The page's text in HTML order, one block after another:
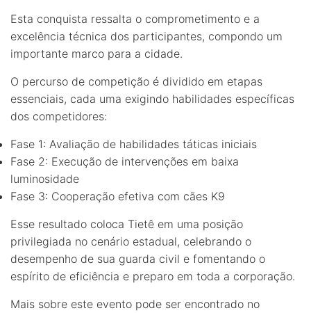
Esta conquista ressalta o comprometimento e a
excelência técnica dos participantes, compondo um
importante marco para a cidade.
O percurso de competição é dividido em etapas
essenciais, cada uma exigindo habilidades específicas
dos competidores:
Fase 1: Avaliação de habilidades táticas iniciais
Fase 2: Execução de intervenções em baixa
luminosidade
Fase 3: Cooperação efetiva com cães K9
Esse resultado coloca Tietê em uma posição
privilegiada no cenário estadual, celebrando o
desempenho de sua guarda civil e fomentando o
espírito de eficiência e preparo em toda a corporação.
Mais sobre este evento pode ser encontrado no